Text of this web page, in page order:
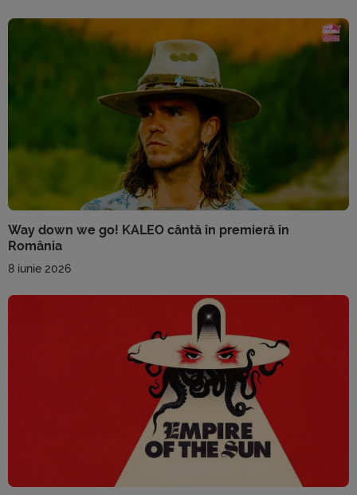
Way down we go! KALEO cântă în premieră în
România
8 iunie 2026